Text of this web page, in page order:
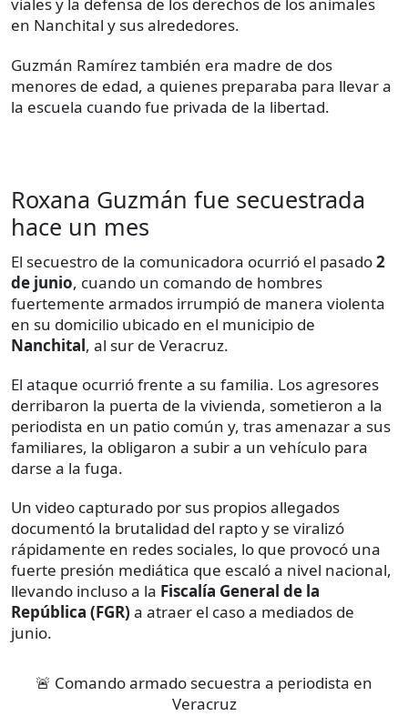
viales y la defensa de los derechos de los animales
en Nanchital y sus alrededores.
Guzmán Ramírez también era madre de dos
menores de edad, a quienes preparaba para llevar a
la escuela cuando fue privada de la libertad.
Roxana Guzmán fue secuestrada
hace un mes
El secuestro de la comunicadora ocurrió el pasado2
de junio, cuando un comando de hombres
fuertemente armados irrumpió de manera violenta
en su domicilio ubicado en el municipio de
Nanchital, al sur de Veracruz.
El ataque ocurrió frente a su familia. Los agresores
derribaron la puerta de la vivienda, sometieron a la
periodista en un patio común y, tras amenazar a sus
familiares, la obligaron a subir a un vehículo para
darse a la fuga.
Un video capturado por sus propios allegados
documentó la brutalidad del rapto y se viralizó
rápidamente en redes sociales, lo que provocó una
fuerte presión mediática que escaló a nivel nacional,
llevando incluso a la Fiscalía General de la
República (FGR) a atraer el caso a mediados de
junio.
🚨 Comando armado secuestra a periodista en
Veracruz